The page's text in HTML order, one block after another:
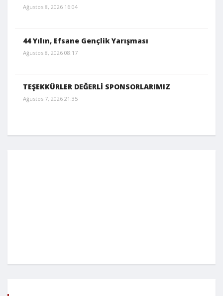
Ağustos 8, 2026 16:04
44 Yılın, Efsane Gençlik Yarışması
Ağustos 8, 2026 08:17
TEŞEKKÜRLER DEĞERLİ SPONSORLARIMIZ
Ağustos 7, 2026 21:35